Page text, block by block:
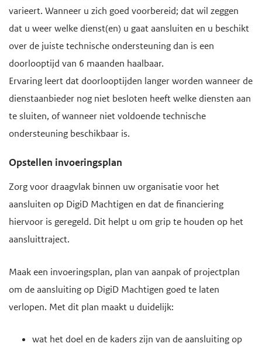
varieert. Wanneer u zich goed voorbereid; dat wil zeggen
dat u weer welke dienst(en) u gaat aansluiten en u beschikt
over de juiste technische ondersteuning dan is een
doorlooptijd van 6 maanden haalbaar.
Ervaring leert dat doorlooptijden langer worden wanneer de
dienstaanbieder nog niet besloten heeft welke diensten aan
te sluiten, of wanneer niet voldoende technische
ondersteuning beschikbaar is.
Opstellen invoeringsplan
Zorg voor draagvlak binnen uw organisatie voor het
aansluiten op DigiD Machtigen en dat de financiering
hiervoor is geregeld. Dit helpt u om grip te houden op het
aansluittraject.
Maak een invoeringsplan, plan van aanpak of projectplan
om de aansluiting op DigiD Machtigen goed te laten
verlopen. Met dit plan maakt u duidelijk:
wat het doel en de kaders zijn van de aansluiting op